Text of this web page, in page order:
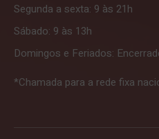
Segunda a sexta: 9 às 21h
Sábado: 9 às 13h
Domingos e Feriados:
*Chamada para a rede fixa